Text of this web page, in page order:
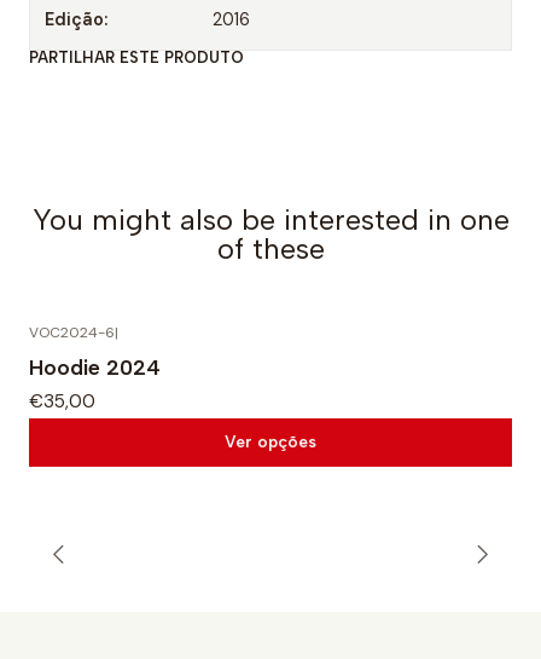
Edição: 2016
PARTILHAR ESTE PRODUTO
You might also be interested in one
of these
VOC2024-6|
Hoodie 2024
€35,00
Ver opções